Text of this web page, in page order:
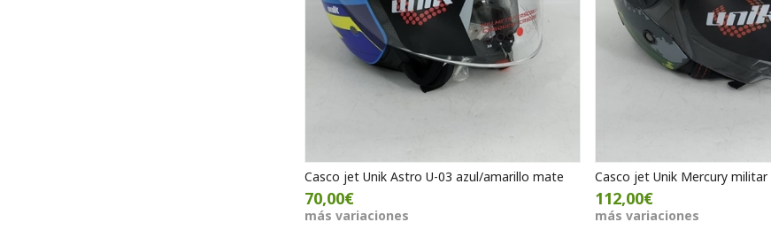
Casco jet Unik Astro U-03 azul/amarillo mate
70,00€
más variaciones
Casco jet Unik Mercury
112,00€
más variaciones